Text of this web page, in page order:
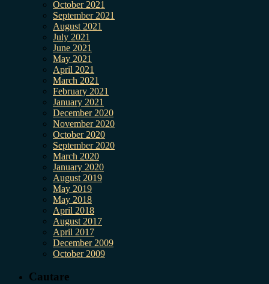
October 2021
September 2021
August 2021
July 2021
June 2021
May 2021
April 2021
March 2021
February 2021
January 2021
December 2020
November 2020
October 2020
September 2020
March 2020
January 2020
August 2019
May 2019
May 2018
April 2018
August 2017
April 2017
December 2009
October 2009
Cautare